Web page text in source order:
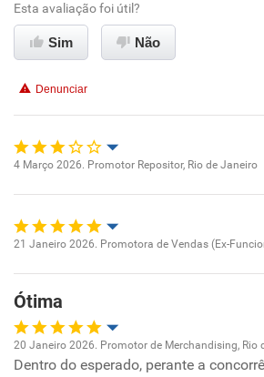
Recomenda esta empresa
Não recomenda a diretoria
Esta avaliação foi útil?
Sim Não
Denunciar
Ambiente de trabalho
Conciliação com a vida familiar
Benefícios
Não recomenda esta empresa
4 Março 2026. Promotor Repositor, Rio de Janeiro
Ambiente de trabalho
21 Janeiro 2026. Promotora de Vendas (Ex-
Ótima
Oportunidade de promoção
20 Janeiro 2026. Promotor de Merchandising, Rio
Dentro do esperado, perante a